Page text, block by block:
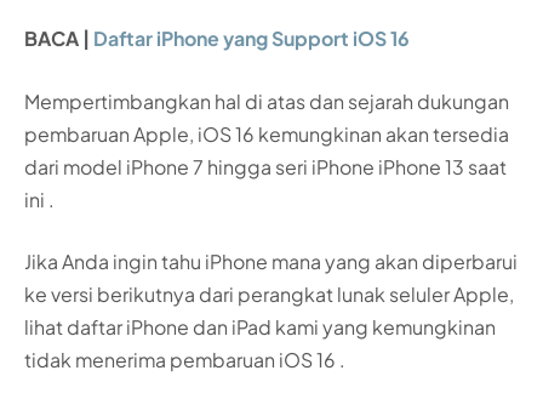
BACA | Daftar iPhone yang Support iOS 16
Mempertimbangkan hal di atas dan sejarah dukungan
pembaruan Apple, iOS 16 kemungkinan akan tersedia
dari model iPhone 7 hingga seri iPhone iPhone 13 saat
ini .
Jika Anda ingin tahu iPhone mana yang akan diperbarui
ke versi berikutnya dari perangkat lunak seluler Apple,
lihat daftar iPhone dan iPad kami yang kemungkinan
tidak menerima pembaruan iOS 16 .